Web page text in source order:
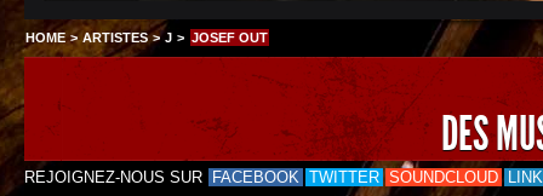
HOME >ARTISTES>J > JOSEF OUT
DES
REJOIGNEZ-NOUS SUR FACEBOOK TWITTER SOUNDCLOUD